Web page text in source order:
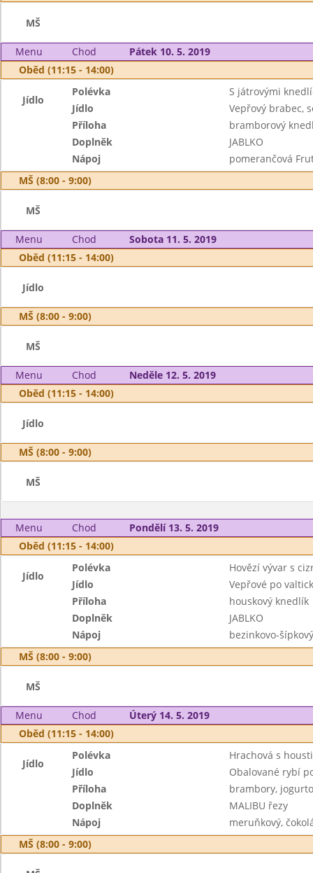
MŠ
Menu Chod
Pátek 10. 5. 2019
Oběd (11:15 - 14:00)
Jídlo
Polévka
S játrovými
Jídlo
Vepřový brabec,
Příloha
bramborový
Doplněk
JABLKO
Nápoj
pomerančová
MŠ (8:00 - 9:00)
MŠ
Menu Chod
Sobota 11. 5. 2019
Oběd (11:15 - 14:00)
Jídlo
MŠ (8:00 - 9:00)
MŠ
Menu Chod
Neděle 12. 5. 2019
Oběd (11:15 - 14:00)
Jídlo
MŠ (8:00 - 9:00)
MŠ
Menu Chod
Pondělí 13. 5. 2019
Oběd (11:15 - 14:00)
Jídlo
Polévka
Hovězí vývar s
Jídlo
Vepřové po
Příloha
houskový knedlík
Doplněk
JABLKO
Nápoj
bezinkovo-šípkový
MŠ (8:00 - 9:00)
MŠ
Menu Chod
Úterý 14. 5. 2019
Oběd (11:15 - 14:00)
Jídlo
Polévka
Hrachová s
Jídlo
Obalované rybí
Příloha
brambory,
Doplněk
MALIBU řezy
Nápoj
meruňkový,
MŠ (8:00 - 9:00)